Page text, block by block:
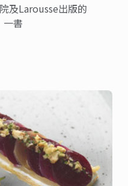
及Larousse出版的
書